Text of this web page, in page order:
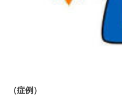
（症例）